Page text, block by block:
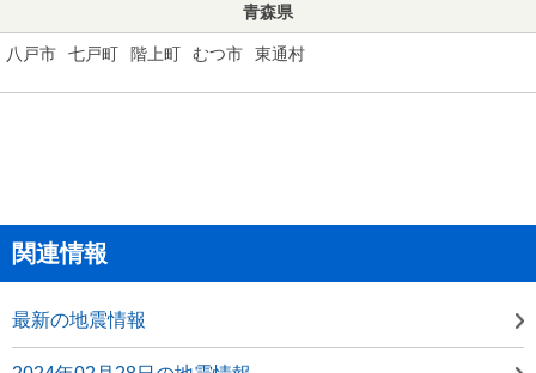
青森県
八戸市 七戸町 階上町 むつ市 東通村
関連情報
最新の地震情報